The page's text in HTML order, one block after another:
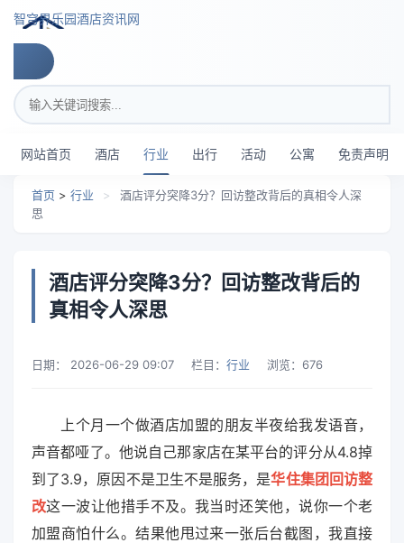
智穹界乐园酒店资讯网
搜索关键词
网站首页 酒店 行业 出行 活动 公寓 免责声明
首页 > 行业 >
酒店评分突降3分？回访整改背后的真相令人深
思
酒店评分突降3分？回访整改背后的
真相令人深思
日期： 2026-06-29 09:07 栏目： 行业 浏览： 676
上个月一个做酒店加盟的朋友半夜给我发语音，
声音都哑了。他说自己那家店在某平台的评分从4.8掉
到了3.9，原因不是卫生不是服务，是华住集团回访整
改这一波让他措手不及。我当时还笑他，说你一个老
加盟商怕什么。结果他甩过来一张后台截图，我直接